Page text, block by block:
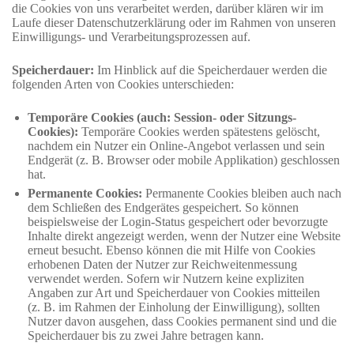
die Cookies von uns verarbeitet werden, darüber klären wir im
Laufe dieser Datenschutzerklärung oder im Rahmen von unseren
Einwilligungs- und Verarbeitungsprozessen auf.
Speicherdauer: Im Hinblick auf die Speicherdauer werden die
folgenden Arten von Cookies unterschieden:
Temporäre Cookies (auch: Session- oder Sitzungs-
Cookies): Temporäre Cookies werden spätestens gelöscht,
nachdem ein Nutzer ein Online-Angebot verlassen und sein
Endgerät (z. B. Browser oder mobile Applikation) geschlossen
hat.
Permanente Cookies: Permanente Cookies bleiben auch nach
dem Schließen des Endgerätes gespeichert. So können
beispielsweise der Login-Status gespeichert oder bevorzugte
Inhalte direkt angezeigt werden, wenn der Nutzer eine Website
erneut besucht. Ebenso können die mit Hilfe von Cookies
erhobenen Daten der Nutzer zur Reichweitenmessung
verwendet werden. Sofern wir Nutzern keine expliziten
Angaben zur Art und Speicherdauer von Cookies mitteilen
(z. B. im Rahmen der Einholung der Einwilligung), sollten
Nutzer davon ausgehen, dass Cookies permanent sind und die
Speicherdauer bis zu zwei Jahre betragen kann.